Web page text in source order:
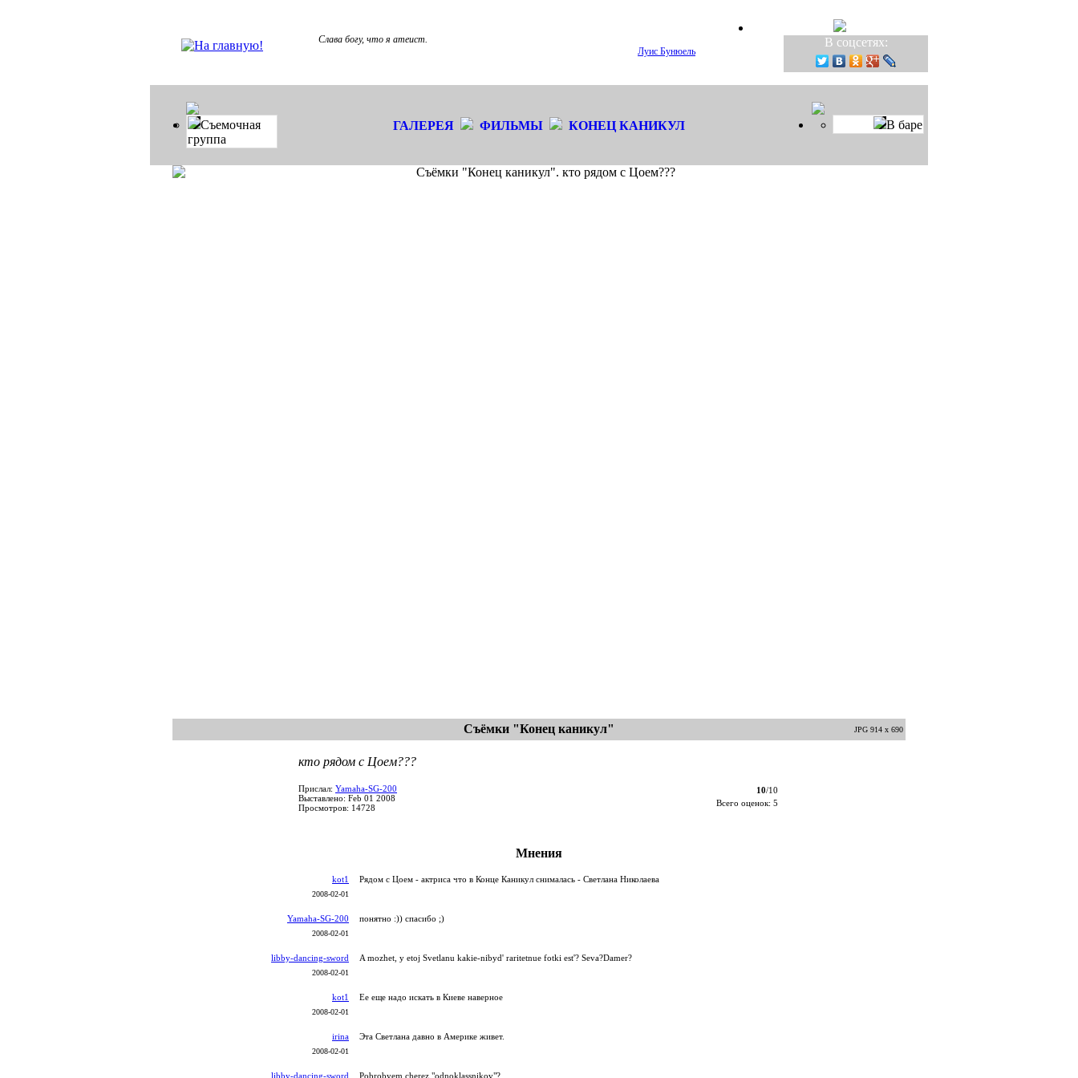
Слава богу, что я атеист.
Луис Бунюель
В соцсетях:
Съемочная
группа
ГАЛЕРЕЯ ФИЛЬМЫ КОНЕЦ КАНИКУЛ В баре
Съёмки "Конец каникул" JPG 914 x 690
кто рядом с Цоем???
Прислал: Yamaha-SG-200
Выставлено: Feb 01 2008
Просмотров: 14728
10/10
Всего оценок: 5
Мнения
kot1
2008-02-01
Рядом с Цоем - актриса что в Конце Каникул снималась - Светлана Николаева
Yamaha-SG-200
2008-02-01
понятно :)) спасибо ;)
libby-dancing-sword
2008-02-01
A mozhet, y etoj Svetlanu kakie-nibyd' raritetnue fotki est'? Seva?Damer?
kot1
2008-02-01
Ее еще надо искать в Киеве наверное
irina
2008-02-01
Эта Светлана давно в Америке живет.
libby-dancing-sword Pobrobyem cherez "odnoklassnikov"?